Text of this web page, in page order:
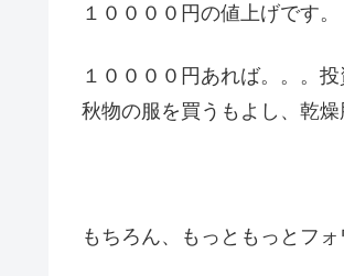
１００００円の値上げです。
１００００円あれば。。。
秋物の服を買うもよし、乾燥
もちろん、もっともっとフ